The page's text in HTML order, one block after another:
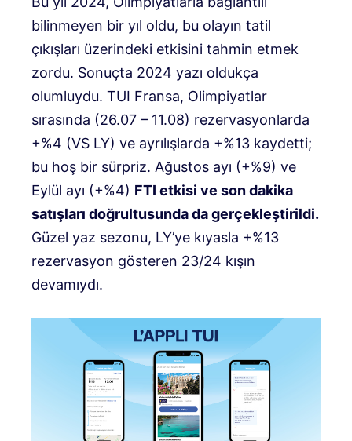
bilinmeyen bir yıl oldu, bu olayın tatil
çıkışları üzerindeki etkisini tahmin etmek
zordu. Sonuçta 2024 yazı oldukça
olumluydu. TUI Fransa, Olimpiyatlar
sırasında (26.07 – 11.08) rezervasyonlarda
+%4 (VS LY) ve ayrılışlarda +%13 kaydetti;
bu hoş bir sürpriz. Ağustos ayı (+%9) ve
Eylül ayı (+%4) FTI etkisi ve son dakika
satışları doğrultusunda da gerçekleştirildi.
Güzel yaz sezonu, LY’ye kıyasla +%13
rezervasyon gösteren 23/24 kışın
devamıydı.